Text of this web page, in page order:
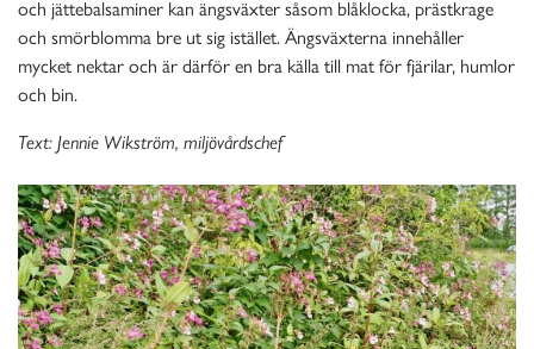
och jättebalsaminer kan ängsväxter såsom blåklocka, prästkrage
och smörblomma bre ut sig istället. Ängsväxterna innehåller
mycket nektar och är därför en bra källa till mat för fjärilar, humlor
och bin.
Text: Jennie Wikström, miljövårdschef